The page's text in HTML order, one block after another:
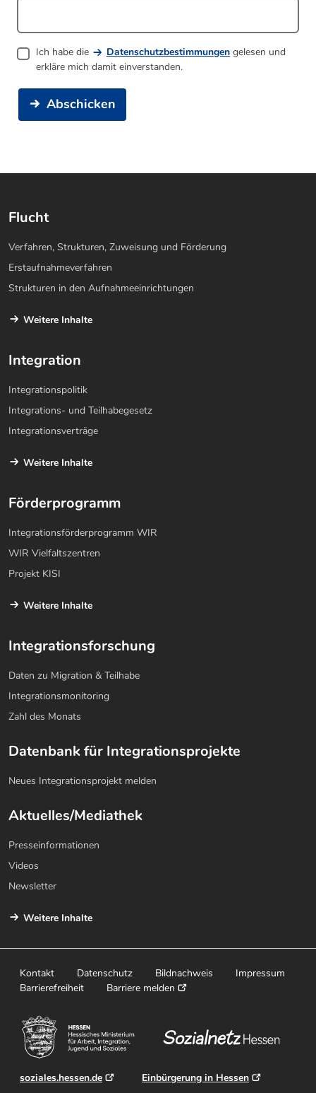
Ich habe die Datenschutzbestimmungen gelesen und
erkläre mich damit einverstanden.
Abschicken
Flucht
Verfahren, Strukturen, Zuweisung und Förderung
Erstaufnahmeverfahren
Strukturen in den Aufnahmeeinrichtungen
Weitere Inhalte
Integration
Integrationspolitik
Integrations- und Teilhabegesetz
Integrationsverträge
Weitere Inhalte
Förderprogramm
Integrationsförderprogramm WIR
WIR Vielfaltszentren
Projekt KISI
Weitere Inhalte
Integrationsforschung
Daten zu Migration & Teilhabe
Integrationsmonitoring
Zahl des Monats
Datenbank für Integrationsprojekte
Neues Integrationsprojekt melden
Aktuelles/Mediathek
Presseinformationen
Videos
Newsletter
Weitere Inhalte
Kontakt Datenschutz Bildnachweis
Impressum
Barrierefreiheit
Barriere melden
soziales.hessen.de Einbürgerung in Hessen